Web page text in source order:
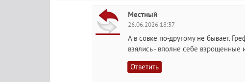
Местный
26.06.2026 18:37
А в совке по-другому не бывает.
взялись - вполне себе взрощенные
Ответить